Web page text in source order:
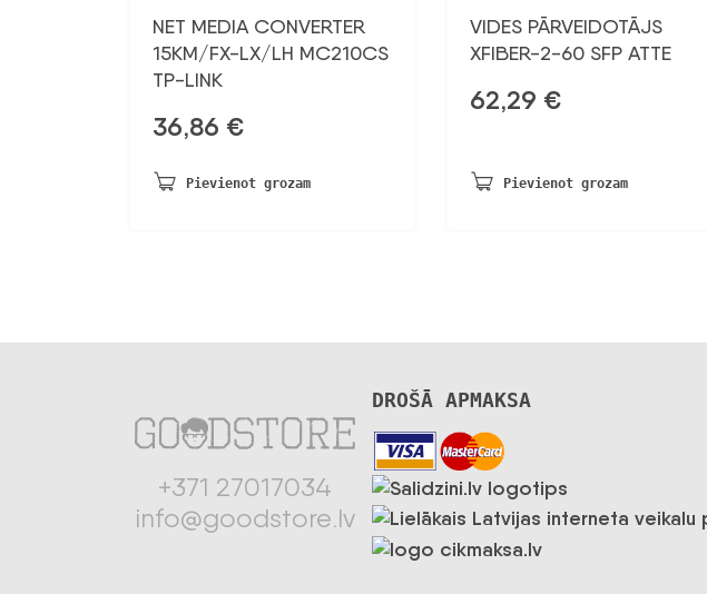
NET MEDIA CONVERTER
15KM/FX-LX/LH MC210CS
TP-LINK
36,86 €
Pievienot grozam
VIDES PĀRVEIDOTĀJS
XFIBER-2-60 SFP ATTE
62,29 €
Pievienot grozam
+371 27017034
info@goodstore.lv
DROŠĀ APMAKSA